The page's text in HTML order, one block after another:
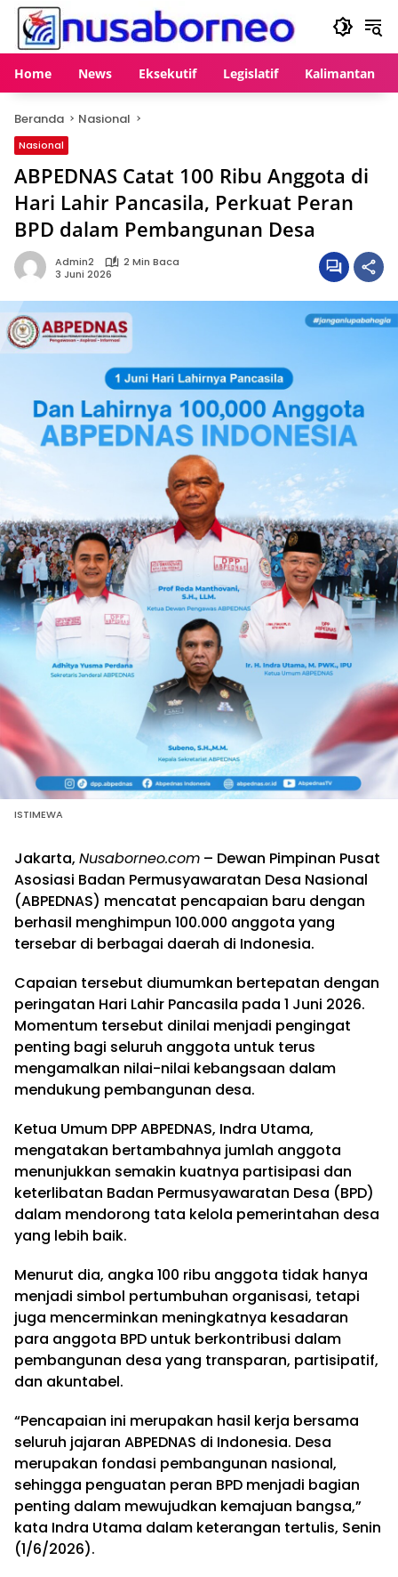
Langsung
konten
Home News Eksekutif Legislatif Kalimantan
Beranda Nasional
Nasional
ABPEDNAS Catat 100 Ribu Anggota di
Hari Lahir Pancasila, Perkuat Peran
BPD dalam Pembangunan Desa
Admin2
2 Min Baca
3 Juni 2026
ISTIMEWA
Jakarta, Nusaborneo.com – Dewan Pimpinan Pusat
Asosiasi Badan Permusyawaratan Desa Nasional
(ABPEDNAS) mencatat pencapaian baru dengan
berhasil menghimpun 100.000 anggota yang
tersebar di berbagai daerah di Indonesia.
Capaian tersebut diumumkan bertepatan dengan
peringatan Hari Lahir Pancasila pada 1 Juni 2026.
Momentum tersebut dinilai menjadi pengingat
penting bagi seluruh anggota untuk terus
mengamalkan nilai-nilai kebangsaan dalam
mendukung pembangunan desa.
Ketua Umum DPP ABPEDNAS, Indra Utama,
mengatakan bertambahnya jumlah anggota
menunjukkan semakin kuatnya partisipasi dan
keterlibatan Badan Permusyawaratan Desa (BPD)
dalam mendorong tata kelola pemerintahan desa
yang lebih baik.
Menurut dia, angka 100 ribu anggota tidak hanya
menjadi simbol pertumbuhan organisasi, tetapi
juga mencerminkan meningkatnya kesadaran
para anggota BPD untuk berkontribusi dalam
pembangunan desa yang transparan, partisipatif,
dan akuntabel.
“Pencapaian ini merupakan hasil kerja bersama
seluruh jajaran ABPEDNAS di Indonesia. Desa
merupakan fondasi pembangunan nasional,
sehingga penguatan peran BPD menjadi bagian
penting dalam mewujudkan kemajuan bangsa,”
kata Indra Utama dalam keterangan tertulis, Senin
(1/6/2026).